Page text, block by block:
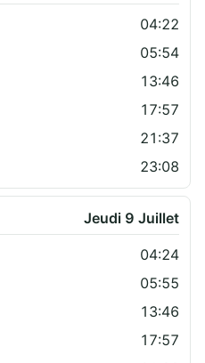
04:22
05:54
13:46
17:57
21:37
23:08
Jeudi 9 Juillet
04:24
05:55
13:46
17:57